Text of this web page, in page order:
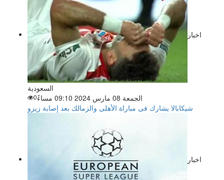
اخبار
السعودية
الجمعة 08 مارس 2024 09:10 مساءً
0
شيكابالا يشارك فى مباراة الأهلى والزمالك بعد إصابة زيزو
اخبار